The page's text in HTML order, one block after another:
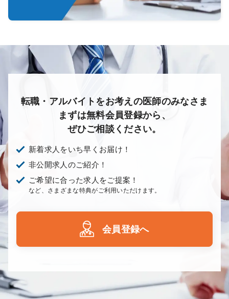
転職・アルバイトをお考えの医師のみなさま
まずは無料会員登録から、
ぜひご相談ください。
新着求人をいち早くお届け！
非公開求人のご紹介！
ご希望に合った求人をご提案！
など、さまざまな特典がご利用いただけます。
会員登録へ